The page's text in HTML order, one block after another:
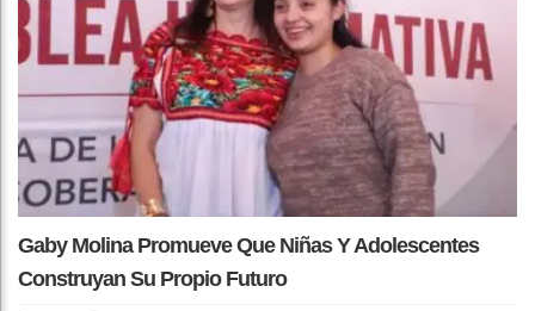
Gaby Molina Promueve Que Niñas Y Adolescentes
Construyan Su Propio Futuro